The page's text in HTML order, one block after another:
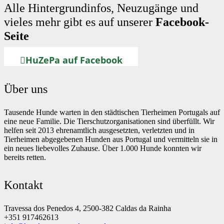
Alle Hintergrundinfos, Neuzugänge und
vieles mehr gibt es auf unserer Facebook-
Seite
HuZePa auf Facebook
Über uns
Tausende Hunde warten in den städtischen Tierheimen Portugals auf
eine neue Familie. Die Tierschutzorganisationen sind überfüllt. Wir
helfen seit 2013 ehrenamtlich ausgesetzten, verletzten und in
Tierheimen abgegebenen Hunden aus Portugal und vermitteln sie in
ein neues liebevolles Zuhause. Über 1.000 Hunde konnten wir
bereits retten.
Kontakt
Travessa dos Penedos 4, 2500-382 Caldas da Rainha
+351 917462613